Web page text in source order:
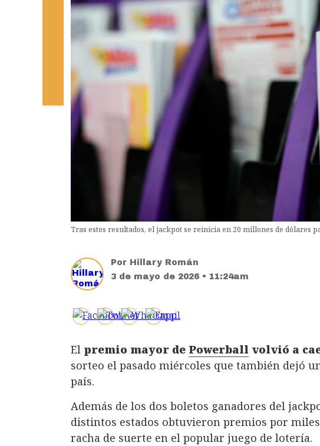
Tras estos resultados, el jackpot se reinicia en 20 millones de dólares
Por Hillary Román
3 de mayo de 2026 • 11:24am
El premio mayor de Powerball volvió a
sorteo el pasado miércoles que también dejó
país.
Además de los dos boletos ganadores del
distintos estados obtuvieron premios por
racha de suerte en el popular juego de lotería.